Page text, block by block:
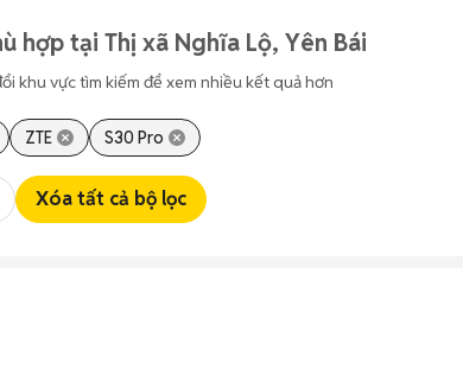
hợp tại Thị xã Nghĩa Lộ, Yên Bái
khu vực tìm kiếm để xem nhiều kết quả hơn
ZTE S30 Pro
Xóa tất cả bộ lọc